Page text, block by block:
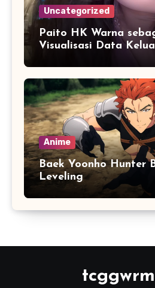
Uncategorized
Paito HK Warna
Visualisasi Data
Anime
Baek Yoonho Hunter
Leveling